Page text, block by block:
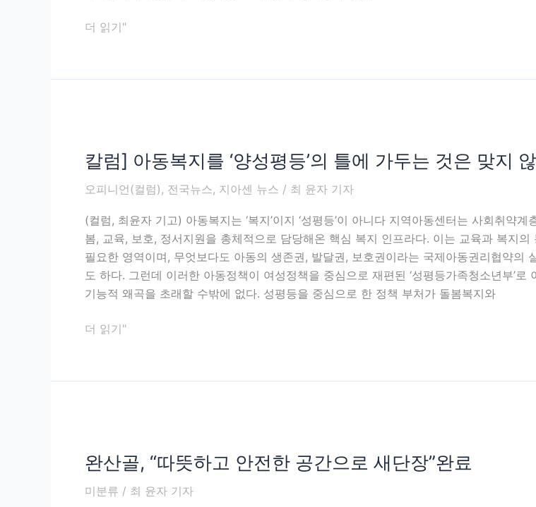
체
를
름
방
체
험
활
동.
더 읽기"
칼럼] 아동복지를 ‘양성평등’의 틀에 가두는 것은 맞지
오피니언(컬럼) , 전국뉴스, 지아센 뉴스 / 최 윤자 기자
(컬럼, 최윤자 기고) 아동복지는 ‘복지’이지 ‘성평등’이 아니다 지역아동센터는 사회취약계
봄, 교육, 보호, 정서지원을 총체적으로 담당해온 핵심 복지 인프라다. 이는 교육과 복지의
필요한 영역이며, 무엇보다도 아동의 생존권, 발달권, 보호권이라는 국제아동권리협약의
도 하다. 그런데 이러한 아동정책이 여성정책을 중심으로 재편된 ‘성평등가족청소년부’로
기능적 왜곡을 초래할 수밖에 없다. 성평등을 중심으로 한 정책 부처가 돌봄복지와
아
복
지
를
‘양
성
평
틀
두
지
않
더 읽기"
완산골, “따뜻하고 안전한 공간으로 새단장”완료
미분류 / 최 윤자 기자
골,
뜻